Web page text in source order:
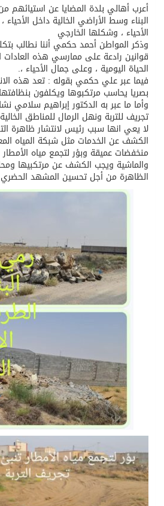
أعرب أهالي بلدة المضايا عن استيائهم
البناء وسط الأراضي الخالية داخل
الأحياء ، وشكلها الخارجي
وذكر المواطن أحمد حكمي أننا نطالب
قوانين رادعة على ممارسي هذه العادات
الحياة اليومية ، وعلى جمال الأحياء ،.
فيما عبر علي حكمي بقوله : تعد هذه
بصريا يحاسب مرتكبوها ويكلفون
وأما ما عبر به الدكتور إبراهيم سلامي
تجريف للتربة ونهل الرمال للمناطق
لا يعي انها سبب رئيس لانتشار ظاهرة
الكشف عن الخدمات مثل شبكة المياه
منخفضات عميقة وبؤر لتجمع مياه
والماشية ويجب الكشف عن مرتكبيها
الظاهرة من أجل تحسين المشهد الحضري